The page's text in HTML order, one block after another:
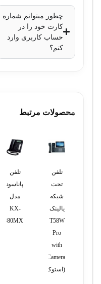
چطور میتوانم شماره
کارت خود را در
حساب کاربری وارد
کنم؟
محصولات مرتبط
تلفن
تحت
شبکه
یالینک
T58W
Pro
with
Camera
(استوک)
تلفن
پاناسونیک
مدل
KX-
TS880MX